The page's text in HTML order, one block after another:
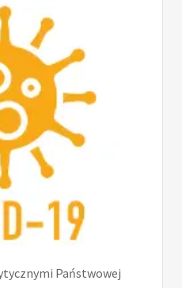
Państwowej